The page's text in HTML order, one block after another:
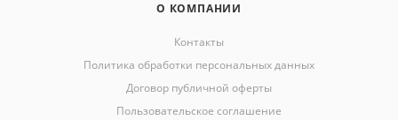
О КОМПАНИИ
Контакты
Политика обработки персональных данных
Договор публичной оферты
Пользовательское соглашение